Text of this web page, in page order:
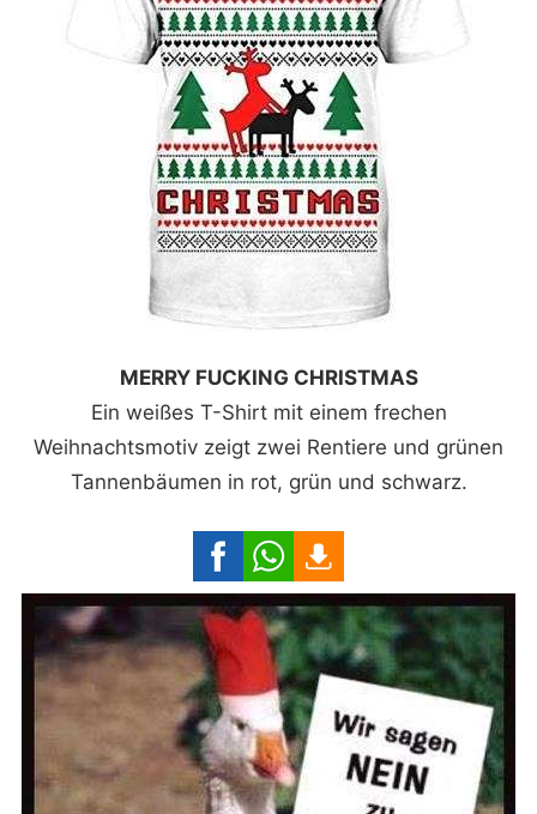
MERRY FUCKING CHRISTMAS
Ein weißes T-Shirt mit einem frechen
Weihnachtsmotiv zeigt zwei Rentiere und grünen
Tannenbäumen in rot, grün und schwarz.